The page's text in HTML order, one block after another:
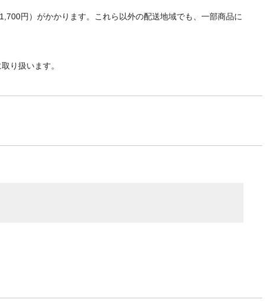
円）がかかります。これら以外の配送地域でも、一部商品に
り扱います。